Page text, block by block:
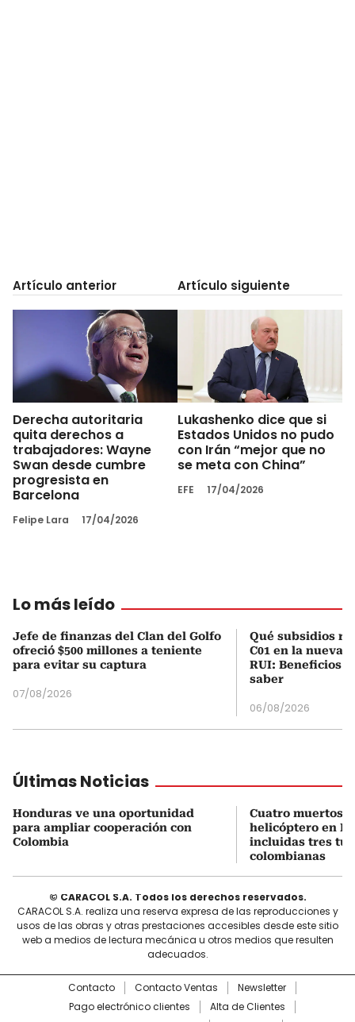
Artículo anterior
Derecha autoritaria
quita derechos a
trabajadores: Wayne
Swan desde cumbre
progresista en
Barcelona
Felipe Lara 17/04/2026
Artículo siguiente
Lukashenko dice que si
Estados Unidos no pudo
con Irán “mejor que no
se meta con China”
EFE 17/04/2026
Lo más leído
Jefe de finanzas del Clan del Golfo
ofreció $500 millones a teniente
para evitar su captura
07/08/2026
Qué subsidios
C01 en la nueva
RUI: Beneficios
saber
06/08/2026
Últimas Noticias
Honduras ve una oportunidad
para ampliar cooperación con
Colombia
Cuatro muertos
helicóptero en
incluidas tres
colombianas
© CARACOL S.A. Todos los derechos reservados.
CARACOL S.A. realiza una reserva expresa de las reproducciones y
usos de las obras y otras prestaciones accesibles desde este sitio
web a medios de lectura mecánica u otros medios que resulten
adecuados.
Contacto Contacto Ventas
Newsletter
Pago electrónico clientes
Alta de Clientes